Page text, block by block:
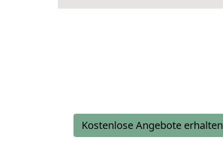
Kostenlose Angebote erhalten